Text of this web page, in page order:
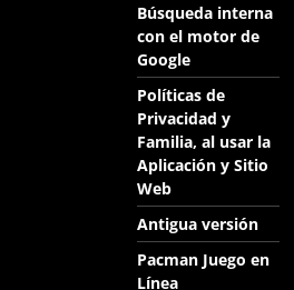
Búsqueda interna
con el motor de
Google
Políticas de
Privacidad y
Familia, al usar la
Aplicación y Sitio
Web
Antigua versión
Pacman Juego en
Línea